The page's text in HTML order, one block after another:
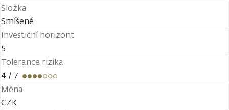
Složka
Smíšené
Investiční horizont
5
Tolerance rizika
4 / 7
Měna
CZK